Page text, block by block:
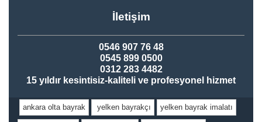
İletişim
0546 907 76 48
0545 899 0500
0312 283 4482
15 yıldır kesintisiz-kaliteli ve profesyonel hizmet
ankara olta bayrak yelken bayrakçı yelken bayrak imalatı